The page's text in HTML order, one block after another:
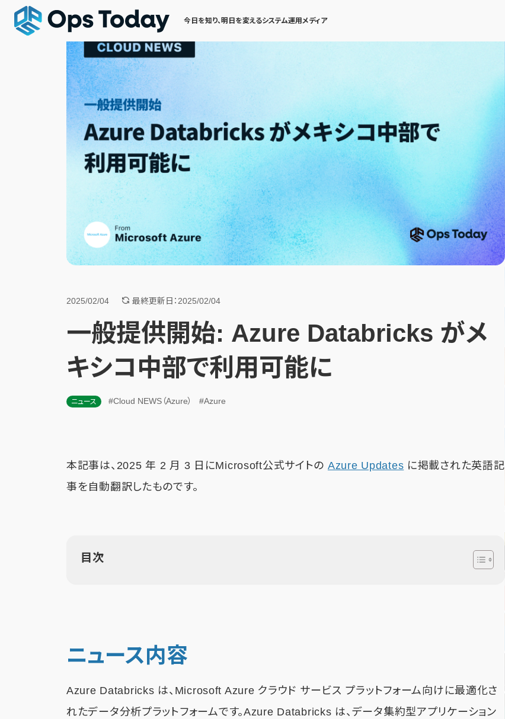
今日を知り、明日を変えるシステム運用メディア
2025/02/04 最終更新日：2025/02/04
一般提供開始: Azure Databricks がメ
キシコ中部で利用可能に
ニュース #Cloud NEWS（Azure） #Azure
本記事は、2025 年 2 月 3 日にMicrosoft公式サイトの Azure Updates に掲載された英語記
事を自動翻訳したものです。
目次
ニュース内容
Azure Databricks は、Microsoft Azure クラウド サービス プラットフォーム向けに最適化さ
れたデータ分析プラットフォームです。Azure Databricks は、データ集約型アプリケーション